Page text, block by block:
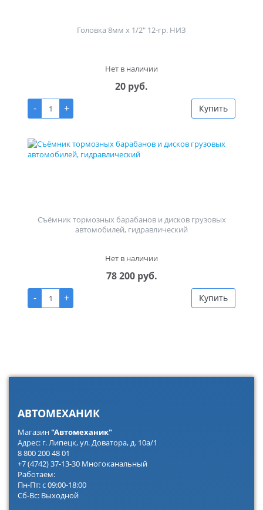
Головка 8мм х 1/2" 12-гр. НИЗ
Нет в наличии
20 руб.
-
+ Купить
Съёмник тормозных барабанов и дисков грузовых
автомобилей, гидравлический
Нет в наличии
78 200 руб.
-
+ Купить
АВТОМЕХАНИК
Магазин"Автомеханик"
Адрес: г. Липецк, ул. Доватора, д. 10а/1
8 800 200 48 01
+7 (4742) 37-13-30 Многоканальный
Работаем:
Пн-Пт: с 09:00-18:00
Сб-Вс: Выходной